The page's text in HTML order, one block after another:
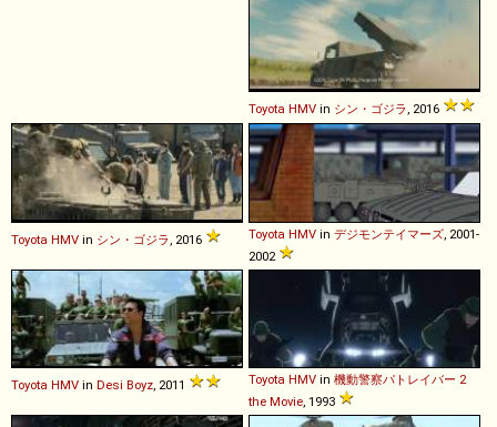
Toyota HMV in シン・ゴジラ , 2016
Toyota HMV in シン・ゴジラ , 2016 Toyota HMV in デジモンテイマーズ , 2001-
2002
Toyota HMV in Desi Boyz, 2011 Toyota HMV in 機動警察パトレイバー 2
the Movie, 1993